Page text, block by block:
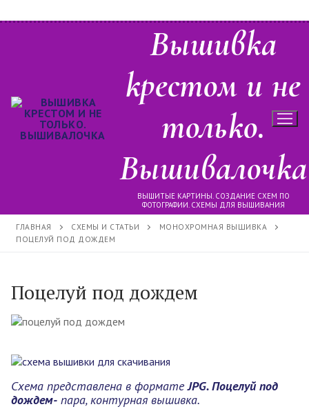
Перейти
Вышивка
крестом и не
только.
Вышивалочка
ВЫШИТЫЕ КАРТИНЫ. СОЗДАНИЕ СХЕМ ПО
ФОТОГРАФИИ. СХЕМЫ ДЛЯ ВЫШИВАНИЯ
ГЛАВНАЯ СХЕМЫ И СТАТЬИ
МОНОХРОМНАЯ ВЫШИВКА
ПОЦЕЛУЙ ПОД ДОЖДЕМ
Поцелуй под дождем
Схема представлена в форматеJPG. Поцелуй под
дождем- пара, контурная вышивка.